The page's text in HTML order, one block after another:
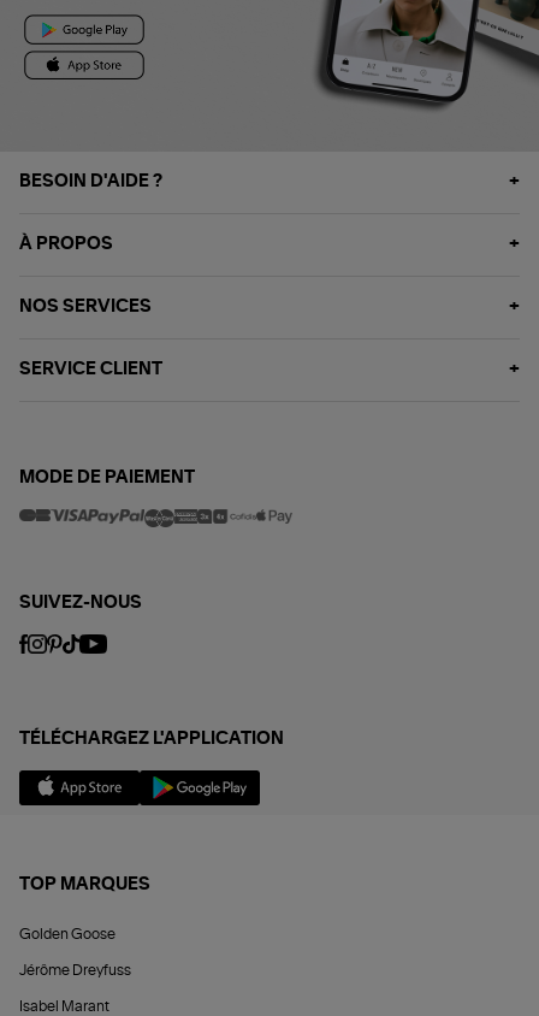
BESOIN D'AIDE ?
À PROPOS
NOS SERVICES
SERVICE CLIENT
MODE DE PAIEMENT
SUIVEZ-NOUS
TÉLÉCHARGEZ L'APPLICATION
TOP MARQUES
Golden Goose
Jérôme Dreyfuss
Isabel Marant